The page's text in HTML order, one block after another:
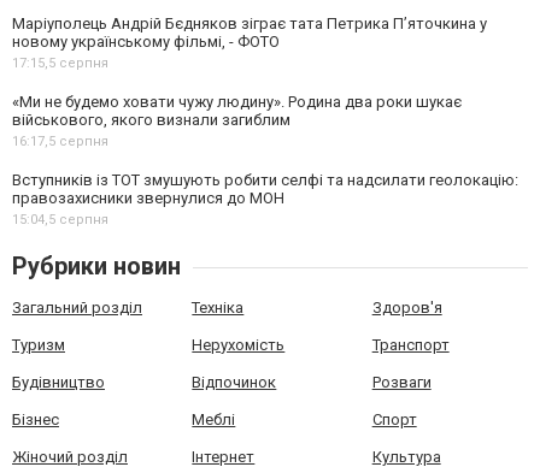
Маріуполець Андрій Бєдняков зіграє тата Петрика П’яточкина у
новому українському фільмі, - ФОТО
17:15,5 серпня
«Ми не будемо ховати чужу людину». Родина два роки шукає
військового, якого визнали загиблим
16:17,5 серпня
Вступників із ТОТ змушують робити селфі та надсилати геолокацію:
правозахисники звернулися до МОН
15:04,5 серпня
Рубрики новин
Загальний розділ Техніка Здоров'я
Туризм Нерухомість Транспорт
Будівництво Відпочинок Розваги
Бізнес Меблі Спорт
Жіночий розділ Інтернет Культура